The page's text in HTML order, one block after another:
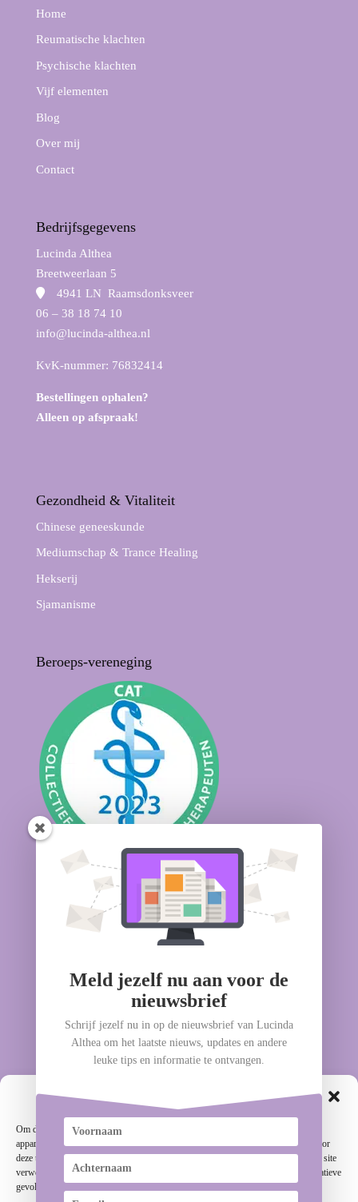
Om de beste ervaringen te bieden, gebruiken wij technologieën zoals cookies om
apparaatinformatie op te slaan en/of te raadplegen. Door toestemming te geven voor
deze technologieën kunnen wij gegevens zoals surfgedrag of unieke ID's op deze site
verwerken. Als u geen toestemming geeft of uw toestemming intrekt, kan dit negatieve
gevolgen hebben voor bepaalde kenmerken en functies.
Home
Reumatische klachten
Psychische klachten
Vijf elementen
Blog
Over mij
Contact
Bedrijfsgegevens
Lucinda Althea
Breetweerlaan 5
4941 LN Raamsdonksveer
06 – 38 18 74 10
info@lucinda-althea.nl
KvK-nummer: 76832414
Bestellingen ophalen?
Alleen op afspraak!
Gezondheid & Vitaliteit
Chinese geneeskunde
Mediumschap & Trance Healing
Hekserij
Sjamanisme
Beroeps-vereneging
Geschilleninstantie
Algemene voorwaarden Disclaimer Privacybeleid
Meld jezelf nu aan voor de
nieuwsbrief
Schrijf jezelf nu in op de nieuwsbrief van Lucinda
Althea om het laatste nieuws, updates en andere
leuke tips en informatie te ontvangen.